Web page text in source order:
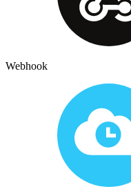
Webhook